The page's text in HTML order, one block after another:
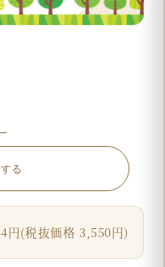
る
円(税抜価格 3,550円)